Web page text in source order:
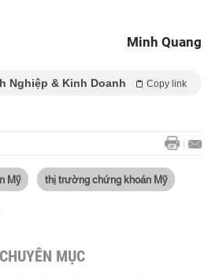
Minh Quang
Nghiệp & Kinh Doanh Copy link
Mỹ thị trường chứng khoán Mỹ
MỤC